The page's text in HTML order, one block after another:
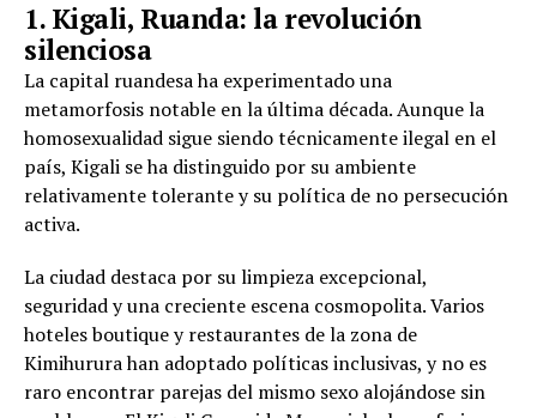
1. Kigali, Ruanda: la revolución
silenciosa
La capital ruandesa ha experimentado una
metamorfosis notable en la última década. Aunque la
homosexualidad sigue siendo técnicamente ilegal en el
país, Kigali se ha distinguido por su ambiente
relativamente tolerante y su política de no persecución
activa.
La ciudad destaca por su limpieza excepcional,
seguridad y una creciente escena cosmopolita. Varios
hoteles boutique y restaurantes de la zona de
Kimihurura han adoptado políticas inclusivas, y no es
raro encontrar parejas del mismo sexo alojándose sin